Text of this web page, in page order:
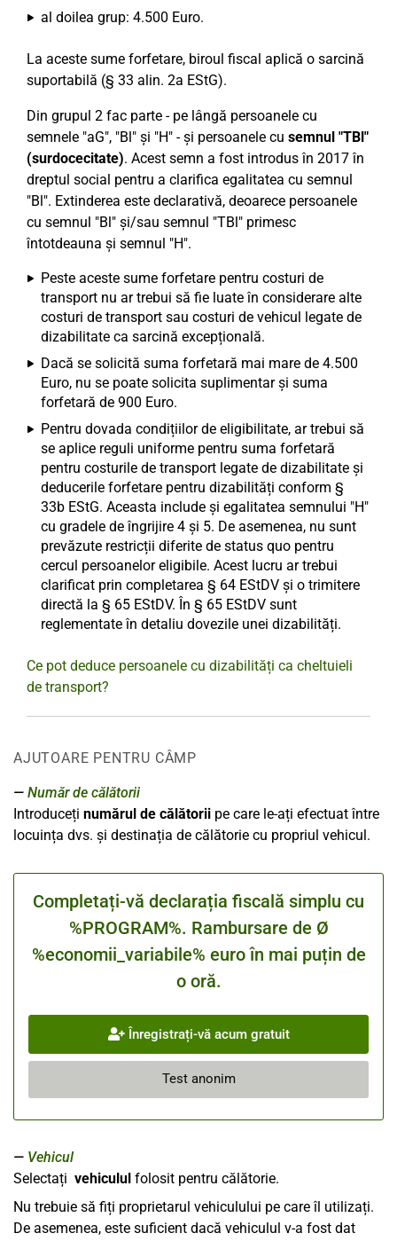
al doilea grup: 4.500 Euro.
La aceste sume forfetare, biroul fiscal aplică o sarcină
suportabilă (§ 33 alin. 2a EStG).
Din grupul 2 fac parte - pe lângă persoanele cu
semnele "aG", "Bl" și "H" - și persoanele cu semnul "TBl"
(surdocecitate). Acest semn a fost introdus în 2017 în
dreptul social pentru a clarifica egalitatea cu semnul
"Bl". Extinderea este declarativă, deoarece persoanele
cu semnul "Bl" și/sau semnul "TBl" primesc
întotdeauna și semnul "H".
Peste aceste sume forfetare pentru costuri de
transport nu ar trebui să fie luate în considerare alte
costuri de transport sau costuri de vehicul legate de
dizabilitate ca sarcină excepțională.
Dacă se solicită suma forfetară mai mare de 4.500
Euro, nu se poate solicita suplimentar și suma
forfetară de 900 Euro.
Pentru dovada condițiilor de eligibilitate, ar trebui să
se aplice reguli uniforme pentru suma forfetară
pentru costurile de transport legate de dizabilitate și
deducerile forfetare pentru dizabilități conform §
33b EStG. Aceasta include și egalitatea semnului "H"
cu gradele de îngrijire 4 și 5. De asemenea, nu sunt
prevăzute restricții diferite de status quo pentru
cercul persoanelor eligibile. Acest lucru ar trebui
clarificat prin completarea § 64 EStDV și o trimitere
directă la § 65 EStDV. În § 65 EStDV sunt
reglementate în detaliu dovezile unei dizabilități.
Ce pot deduce persoanele cu dizabilități ca cheltuieli
de transport?
AJUTOARE PENTRU CÂMP
Număr de călătorii
Introduceți numărul de călătorii pe care le-ați efectuat între
locuința dvs. și destinația de călătorie cu propriul vehicul.
Completați-vă declarația fiscală simplu cu
%PROGRAM%. Rambursare de Ø
%economii_variabile% euro în mai puțin de
o oră.
Înregistrați-vă acum gratuit
Test anonim
Vehicul
Selectați vehiculul folosit pentru călătorie.
Nu trebuie să fiți proprietarul vehiculului pe care îl utilizați.
De asemenea, este suficient dacă vehiculul v-a fost dat